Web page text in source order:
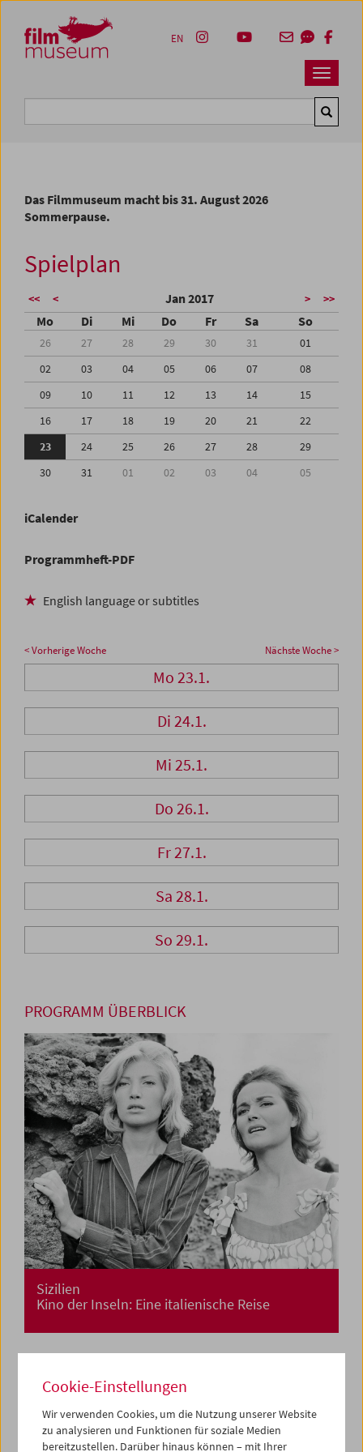
Zum Inhalt
Zum Hauptmenü
Zur Servicenavigation
Zum Suche
Navbar
EN
Das Filmmuseum macht bis 31. August 2026
Sommerpause.
Spielplan
<< < Jan 2017 > >>
Mo Di Mi Do Fr Sa So
26 27 28 29 30 31
01
02
03 04 05 06 07
08
09
10 11 12 13 14
15
16
17 18 19 20 21
22
23
24 25 26 27 28
29
30
31 01 02 03 04 05
iCalender
Programmheft-PDF
English language or subtitles
< Vorherige Woche Nächste Woche >
Mo 23.1.
Di 24.1.
Mi 25.1.
Do 26.1.
Fr 27.1.
Sa 28.1.
So 29.1.
PROGRAMM ÜBERBLICK
Sizilien
Kino der Inseln: Eine italienische Reise
Cookie-Einstellungen
Wir verwenden Cookies, um die Nutzung unserer Website
zu analysieren und Funktionen für soziale Medien
bereitzustellen. Darüber hinaus können – mit Ihrer